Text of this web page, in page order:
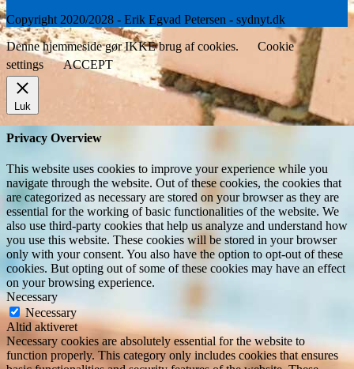
Copyright 2020/2028 - Erik Egvad Petersen - sydnyt.dk
Denne hjemmeside gør IKKE brug af cookies.
Cookie
settings
ACCEPT
Luk
Privacy Overview
This website uses cookies to improve your experience while you
navigate through the website. Out of these cookies, the cookies that
are categorized as necessary are stored on your browser as they are
essential for the working of basic functionalities of the website. We
also use third-party cookies that help us analyze and understand how
you use this website. These cookies will be stored in your browser
only with your consent. You also have the option to opt-out of these
cookies. But opting out of some of these cookies may have an effect
on your browsing experience.
Necessary
Necessary
Altid aktiveret
Necessary cookies are absolutely essential for the website to
function properly. This category only includes cookies that ensures